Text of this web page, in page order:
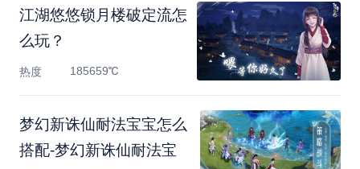
江湖悠悠锁月楼破定流怎
么玩？
热度 185659℃
梦幻新诛仙耐法宝宝怎么
搭配-梦幻新诛仙耐法宝